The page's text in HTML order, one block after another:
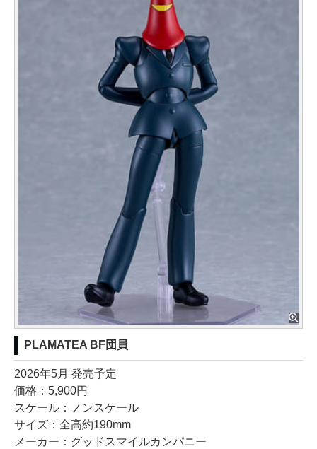
PLAMATEA BF団員
2026年5月 発売予定
価格：5,900円
スケール：ノンスケール
サイズ：全高約190mm
メーカー：グッドスマイルカンパニー